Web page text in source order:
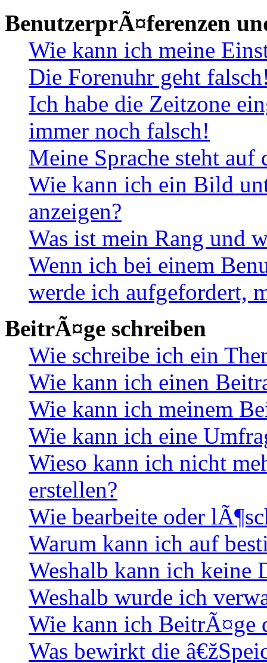
BenutzerprÃ¤ferenzen
Wie kann ich meine
Die Forenuhr geht
Ich habe die Zeitzone
immer noch falsch!
Meine Sprache steht
Wie kann ich ein Bild
anzeigen?
Was ist mein Rang und
Wenn ich bei einem
werde ich aufgefordert,
BeitrÃ¤ge schreiben
Wie schreibe ich ein
Wie kann ich einen
Wie kann ich meinem
Wie kann ich eine
Wieso kann ich nicht
erstellen?
Wie bearbeite oder
Warum kann ich auf
Weshalb kann ich keine
Weshalb wurde ich
Wie kann ich BeitrÃ¤ge
Was bewirkt die